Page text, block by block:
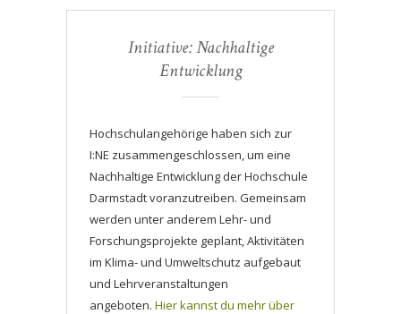
Initiative: Nachhaltige
Entwicklung
Hochschulangehörige haben sich zur
I:NE zusammengeschlossen, um eine
Nachhaltige Entwicklung der Hochschule
Darmstadt voranzutreiben. Gemeinsam
werden unter anderem Lehr- und
Forschungsprojekte geplant, Aktivitäten
im Klima- und Umweltschutz aufgebaut
und Lehrveranstaltungen
angeboten. Hier kannst du mehr über